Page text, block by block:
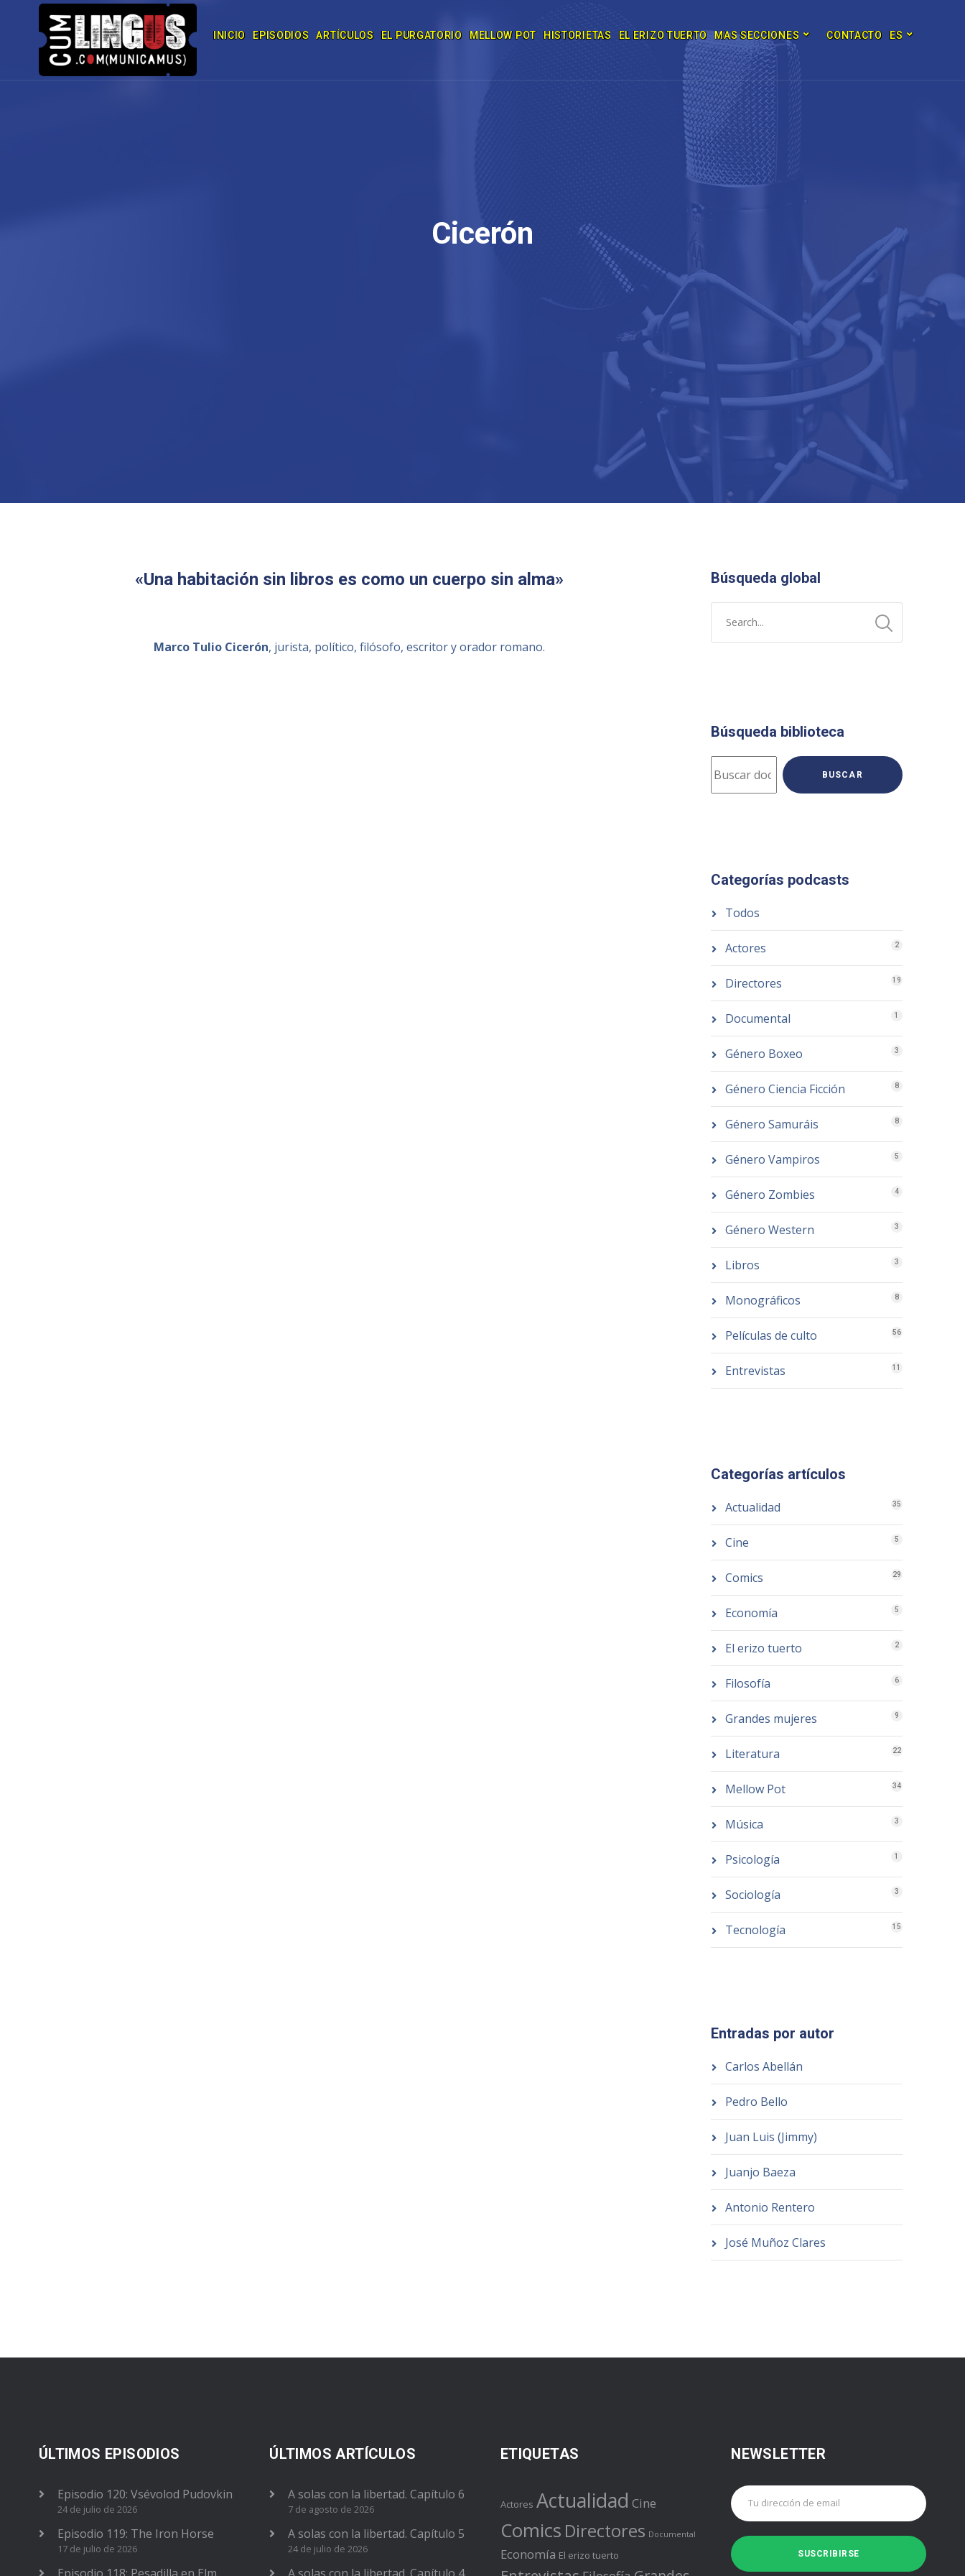
INICIO EPISODIOS ARTÍCULOS EL PURGATORIO MELLOW POT HISTORIETAS EL ERIZO TUERTO MAS SECCIONES CONTACTO ES
Cicerón
«Una habitación sin libros es como un cuerpo sin alma»
Marco Tulio Cicerón, jurista, político, filósofo, escritor y orador romano.
Búsqueda global
Búsqueda biblioteca
BUSCAR
Categorías podcasts
Todos
Actores 2
Directores 19
Documental 1
Género Boxeo 3
Género Ciencia Ficción 8
Género Samuráis 8
Género Vampiros 5
Género Zombies 4
Género Western 3
Libros 3
Monográficos 8
Películas de culto 56
Entrevistas 11
Categorías artículos
Actualidad 35
Cine 5
Comics 29
Economía 5
El erizo tuerto 2
Filosofía 6
Grandes mujeres 9
Literatura 22
Mellow Pot 34
Música 3
Psicología 1
Sociología 3
Tecnología 15
Entradas por autor
Carlos Abellán
Pedro Bello
Juan Luis (Jimmy)
Juanjo Baeza
Antonio Rentero
José Muñoz Clares
ÚLTIMOS EPISODIOS
Episodio 120: Vsévolod Pudovkin
24 de julio de 2026
Episodio 119: The Iron Horse
17 de julio de 2026
ÚLTIMOS ARTÍCULOS
A solas con la libertad. Capítulo 6
7 de agosto de 2026
A solas con la libertad. Capítulo 5
24 de julio de 2026
ETIQUETAS
Actores Actualidad Cine
Comics Directores Documental
Economía El erizo tuerto
NEWSLETTER